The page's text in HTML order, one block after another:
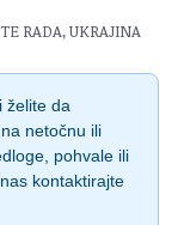
RADA,UKRAJINA
želite da
netočnu ili
pohvale ili
kontaktirajte